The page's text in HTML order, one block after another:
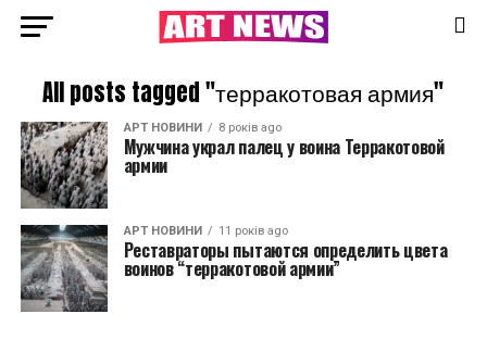
All posts tagged "терракотовая армия"
АРТ НОВИНИ 8 років ago
Мужчина украл палец у воина Терракотовой
армии
АРТ НОВИНИ 11 років ago
Реставраторы пытаются определить цвета
воинов “терракотовой армии”